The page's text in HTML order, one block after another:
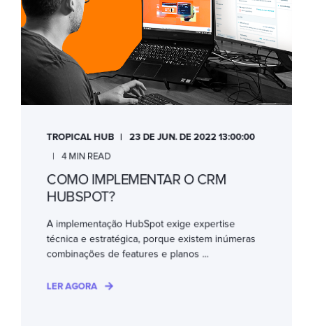
TROPICAL HUB
23 DE JUN. DE 2022 13:00:00
4 MIN READ
COMO IMPLEMENTAR O CRM
HUBSPOT?
A implementação HubSpot exige expertise
técnica e estratégica, porque existem inúmeras
combinações de features e planos ...
LER AGORA